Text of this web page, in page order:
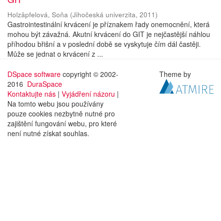
Holzäpfelová, Soňa (Jihočeská univerzita, 2011)
Gastrointestinální krvácení je příznakem řady onemocnění, která
mohou být závažná. Akutní krvácení do GIT je nejčastější náhlou
příhodou břišní a v poslední době se vyskytuje čím dál častěji.
Může se jednat o krvácení z ...
DSpace software copyright © 2002-
2016 DuraSpace
Kontaktujte nás | Vyjádření názoru |
Na tomto webu jsou používány
pouze cookies nezbytně nutné pro
zajištění fungování webu, pro které
není nutné získat souhlas.
Theme by